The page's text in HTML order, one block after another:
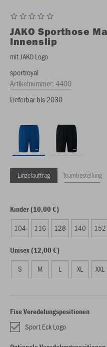
JAKO Sporthose
Innenslip
mit JAKO Logo
sportroyal
Artikelnummer:4400
Lieferbar bis 2030
Einzelauftrag Teambestellung
Kinder (10,00 €)
104 116 128 140 152
Unisex (12,00 €)
S M L XL XXL
Fixe Veredelungspositionen
Sport Eck Logo